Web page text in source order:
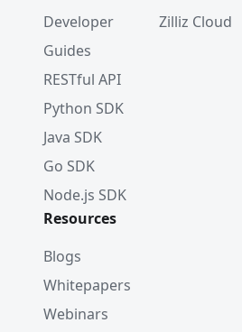
Developer
Guides
RESTful API
Python SDK
Java SDK
Go SDK
Node.js SDK
Zilliz Cloud
Resources
Blogs
Whitepapers
Webinars